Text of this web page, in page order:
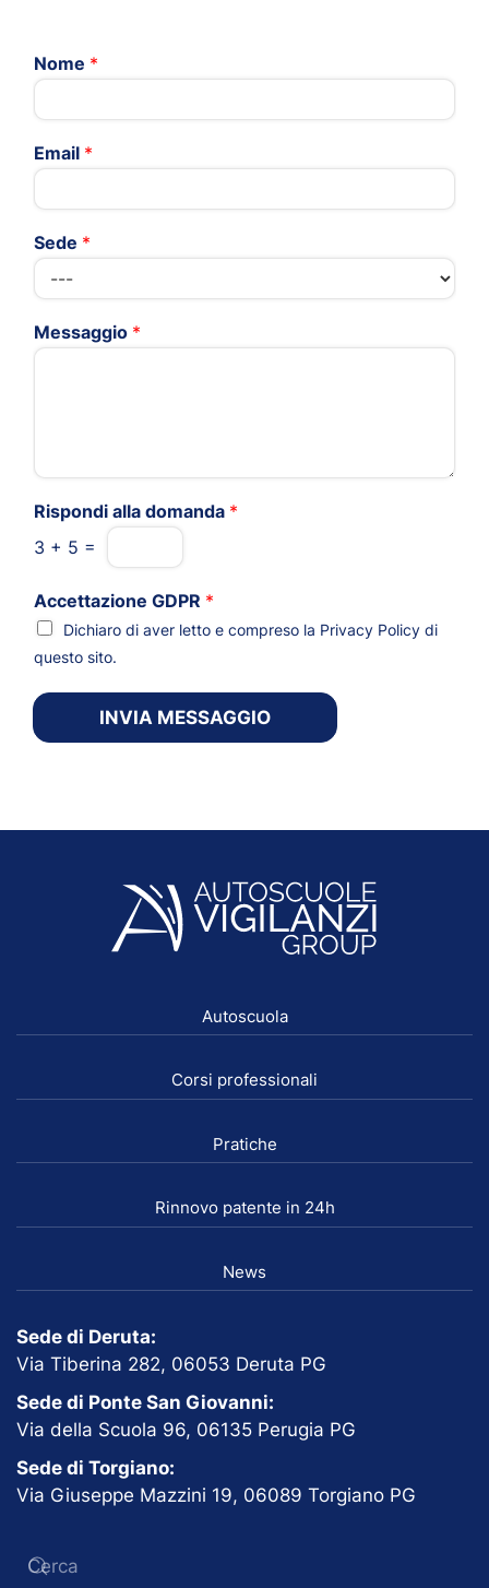
Nome *
Email *
Sede *
Messaggio *
Rispondi alla domanda *
3 + 5 =
Accettazione GDPR *
Dichiaro di aver letto e compreso la Privacy Policy di
questo sito.
INVIA MESSAGGIO
Autoscuola
Corsi professionali
Pratiche
Rinnovo patente in 24h
News
Sede di Deruta:
Via Tiberina 282, 06053 Deruta PG
Sede di Ponte San Giovanni:
Via della Scuola 96, 06135 Perugia PG
Sede di Torgiano:
Via Giuseppe Mazzini 19, 06089 Torgiano PG